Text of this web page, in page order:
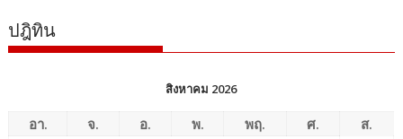
ปฎิทิน
สิงหาคม 2026
อา. จ. อ. พ. พฤ. ศ.
ส.